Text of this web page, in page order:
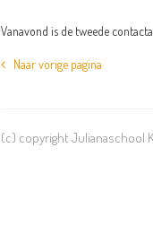
Vanavond is de tweede
Naar vorige pagina
(c) copyright Julianaschool